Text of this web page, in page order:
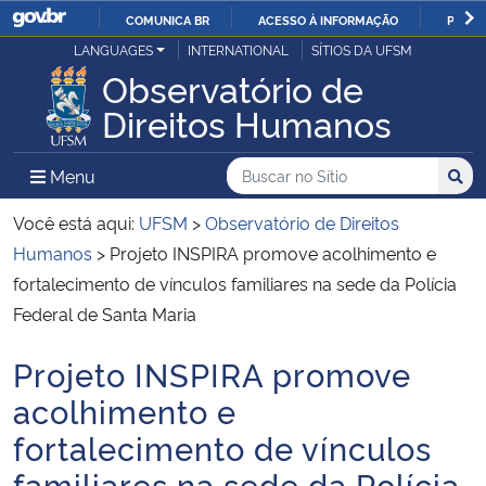
IR
PARA
CONTEÚDO
COMUNICA BR ACESSO À INFORMAÇÃO
Ministério da Justiça e Segurança Pública
Ministério da Defesa
Ministério das Relações Exteriores
Ministério da Economia
Ministério da Agricultura, Pecuária e Abastecimento
Ministério da Educação
LANGUAGES INTERNATIONAL SÍTIOS DA UFSM
Observatório de
Direitos Humanos
Menu Menu Principal do Sítio
Busca
Buscar no no Sítio
Busca:
Você está aqui: UFSM >Observatório de Direitos
Humanos > Projeto INSPIRA promove acolhimento e
fortalecimento de vínculos familiares na sede da Polícia
Federal de Santa Maria
Início do conteúdo
Projeto INSPIRA promove
acolhimento e
fortalecimento de vínculos